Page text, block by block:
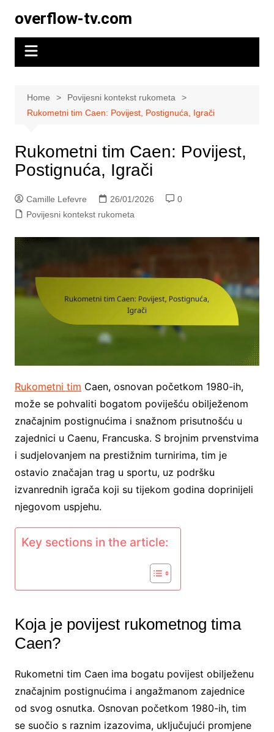
content
overflow-tv.com
Home
Povijesni kontekst rukometa
Rukometni tim Caen: Povijest, Postignuća, Igrači
Rukometni tim Caen: Povijest,
Postignuća, Igrači
Camille Lefevre 26/01/2026
0
Povijesni kontekst rukometa
Rukometni tim Caen, osnovan početkom 1980-ih,
može se pohvaliti bogatom poviješću obilježenom
značajnim postignućima i snažnom prisutnošću u
zajednici u Caenu, Francuska. S brojnim prvenstvima
i sudjelovanjem na prestižnim turnirima, tim je
ostavio značajan trag u sportu, uz podršku
izvanrednih igrača koji su tijekom godina doprinijeli
njegovom uspjehu.
Key sections in the article:
Koja je povijest rukometnog tima
Caen?
Rukometni tim Caen ima bogatu povijest obilježenu
značajnim postignućima i angažmanom zajednice
od svog osnutka. Osnovan početkom 1980-ih, tim
se suočio s raznim izazovima, uključujući promjene